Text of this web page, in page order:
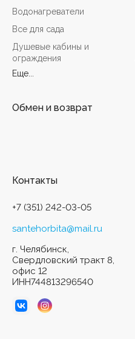
Водонагреватели
Все для сада
Душевые кабины и
ограждения
Еще...
Обмен и возврат
Контакты
+7 (351) 242-03-05
santehorbita@mail.ru
г. Челябинск,
Свердловский тракт 8,
офис 12
ИНН744813296540